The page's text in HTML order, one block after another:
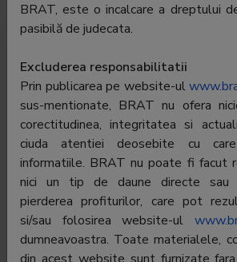
Profil audiență
Pentru a vedea toate datele trebuie să fiți
www.news.ro
BRAT, este o incalcare a dreptului
pasibilă de judecata.
Excluderea responsabilitatii
Prin publicarea pe website-ul
sus-mentionate, BRAT nu ofera
corectitudinea, integritatea si
ciuda atentiei deosebite cu
informatiile. BRAT nu poate fi facut
nici un tip de daune directe sau
pierderea profiturilor, care pot
si/sau folosirea website-ul
dumneavoastra. Toate materialele,